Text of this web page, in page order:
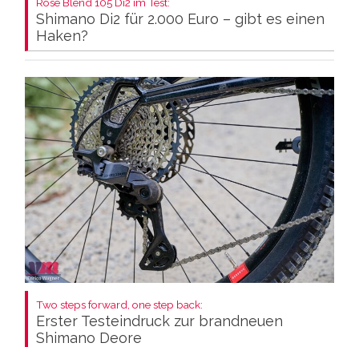
Shimano Di2 für 2.000 Euro – gibt es einen
Haken?
Two steps forward, one step back:
Erster Testeindruck zur brandneuen
Shimano Deore